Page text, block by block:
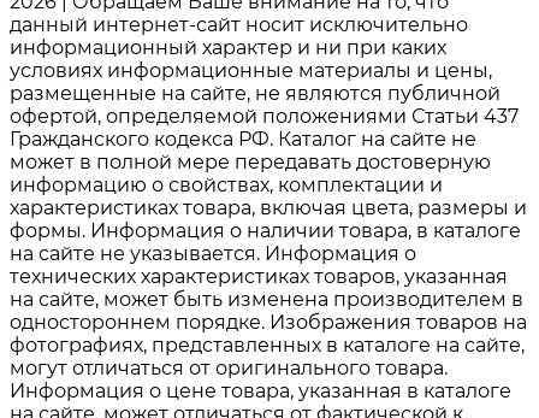
данный интернет-сайт носит исключительно
информационный характер и ни при каких
условиях информационные материалы и цены,
размещенные на сайте, не являются публичной
офертой, определяемой положениями Статьи 437
Гражданского кодекса РФ. Каталог на сайте не
может в полной мере передавать достоверную
информацию о свойствах, комплектации и
характеристиках товара, включая цвета, размеры и
формы. Информация о наличии товара, в каталоге
на сайте не указывается. Информация о
технических характеристиках товаров, указанная
на сайте, может быть изменена производителем в
одностороннем порядке. Изображения товаров на
фотографиях, представленных в каталоге на сайте,
могут отличаться от оригинального товара.
Информация о цене товара, указанная в каталоге
на сайте, может отличаться от фактической к